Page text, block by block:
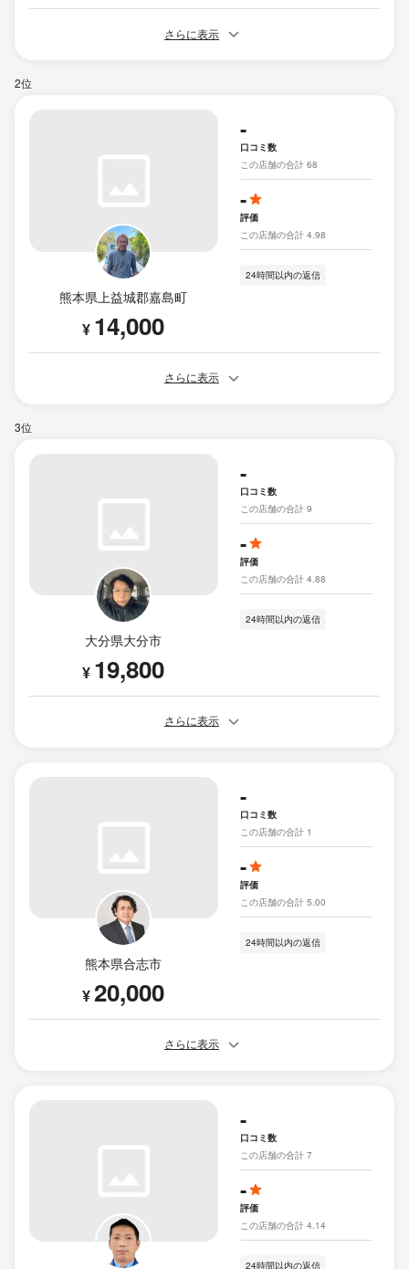
さらに表示
2位
熊本県上益城郡嘉島町
¥ 14,000
-
口コミ数
この店舗の合計 68
-
評価
この店舗の合計 4.98
24時間以内の返信
さらに表示
3位
大分県大分市
¥ 19,800
-
口コミ数
この店舗の合計 9
-
評価
この店舗の合計 4.88
24時間以内の返信
さらに表示
熊本県合志市
¥20,000
-
口コミ数
この店舗の合計 1
-
評価
この店舗の合計 5.00
24時間以内の返信
さらに表示
-
口コミ数
この店舗の合計 7
-
評価
この店舗の合計 4.14
24時間以内の返信